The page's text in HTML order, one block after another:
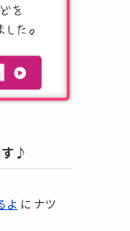
す♪
よ に ナツ